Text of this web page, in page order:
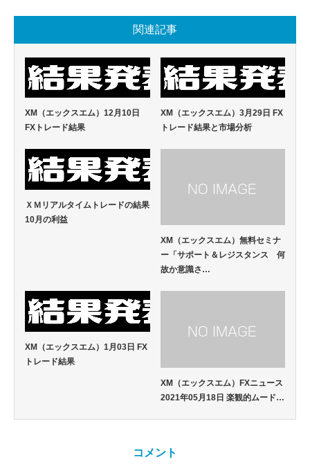
関連記事
XM（エックスエム）12月10日
FXトレード結果
XM（エックスエム）3月29日 FX
トレード結果と市場分析
ＸＭリアルタイムトレードの結果
10月の利益
XM（エックスエム）無料セミナ
ー「サポート＆レジスタンス 何
故か意識さ…
XM（エックスエム）1月03日 FX
トレード結果
XM（エックスエム）FXニュース
2021年05月18日 楽観的ムード…
コメント